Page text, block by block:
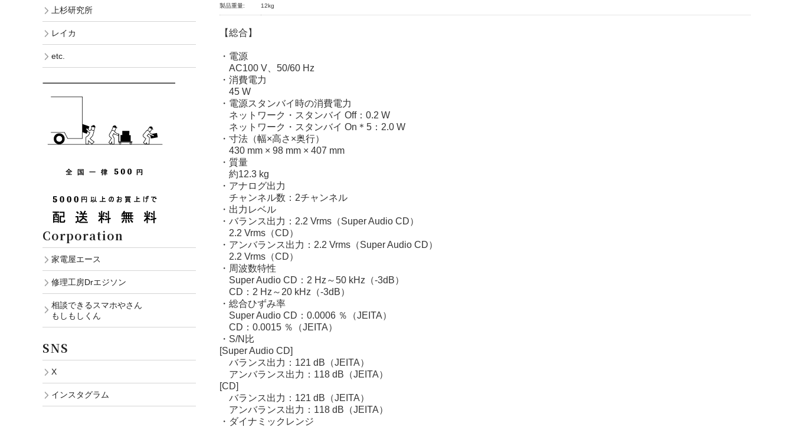
製品重量: 12kg
【総合】
・電源
AC100 V、50/60 Hz
・消費電力
45 W
・電源スタンバイ時の消費電力
ネットワーク・スタンバイ Off：0.2 W
ネットワーク・スタンバイ On＊5：2.0 W
・寸法（幅×高さ×奥行）
430 mm × 98 mm × 407 mm
・質量
約12.3 kg
・アナログ出力
チャンネル数：2チャンネル
・出力レベル
・バランス出力：2.2 Vrms（Super Audio CD）
2.2 Vrms（CD）
・アンバランス出力：2.2 Vrms（Super Audio CD）
2.2 Vrms（CD）
・周波数特性
Super Audio CD：2 Hz～50 kHz（-3dB）
CD：2 Hz～20 kHz（-3dB）
・総合ひずみ率
Super Audio CD：0.0006 ％（JEITA）
CD：0.0015 ％（JEITA）
・S/N比
[Super Audio CD]
バランス出力：121 dB（JEITA）
アンバランス出力：118 dB（JEITA）
[CD]
バランス出力：121 dB（JEITA）
アンバランス出力：118 dB（JEITA）
・ダイナミックレンジ
上杉研究所
レイカ
etc.
Corporation
家電屋エース
修理工房Drエジソン
相談できるスマホやさん
もしもしくん
SNS
X
インスタグラム